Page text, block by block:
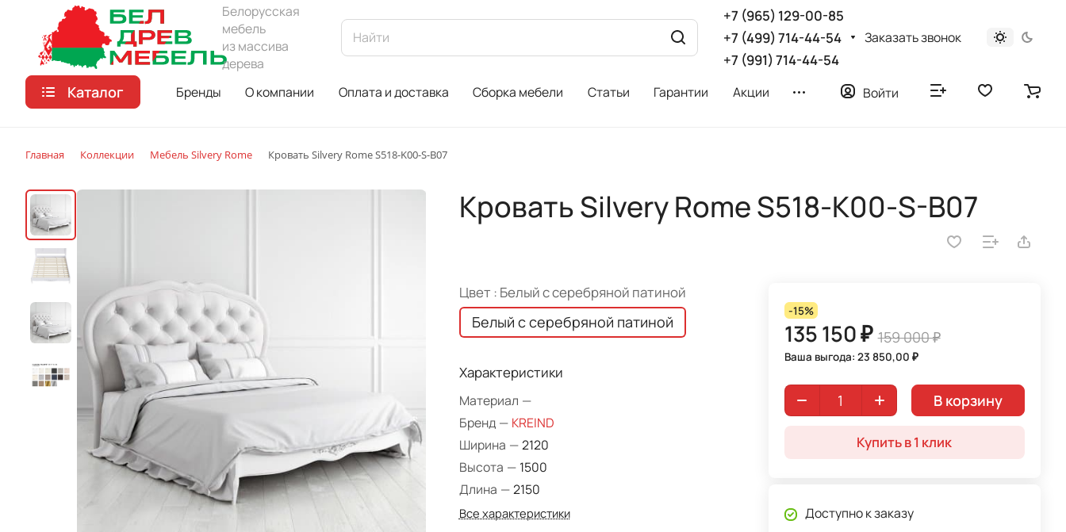
Белорусская
мебель
из массива
дерева
+7 (965) 129-00-85
+7 (499) 714-44-54
+7 (991) 714-44-54
Заказать звонок
Каталог Бренды О компании Оплата и доставка Сборка мебели Статьи Гарантии Акции Войти
Главная Коллекции Мебель Silvery Rome Кровать Silvery Rome S518-K00-S-B07
Кровать Silvery Rome S518-K00-S-B07
Цвет : Белый с серебряной патиной
Белый с серебряной патиной
Характеристики
Материал —
Бренд — KREIND
Ширина —2120
Высота — 1500
Длина —2150
Все характеристики
-15%
135 150 ₽ 159 000 ₽
Ваша выгода: 23 850,00 ₽
В корзину
Купить в 1 клик
Доступно к заказу